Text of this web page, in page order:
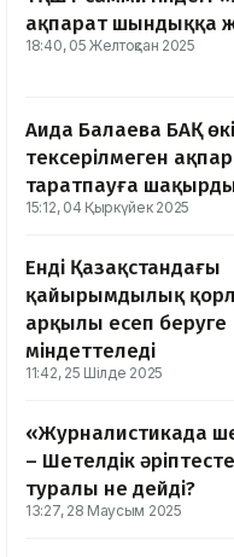
ақпарат шындыққа
18:40, 05 Желтоқсан 2025
Аида Балаева БАҚ
тексерілмеген
таратпауға
15:12, 04 Қыркүйек 2025
Енді Қазақстандағы
қайырымдылық
арқылы есеп беруге
міндеттеледі
11:42, 25 Шілде 2025
«Журналистикада
– Шетелдік
туралы не дейді?
13:27, 28 Маусым 2025